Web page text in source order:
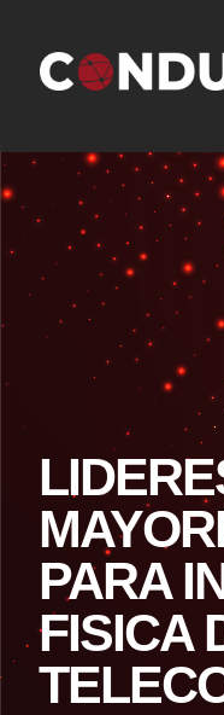
PARA
FISICA